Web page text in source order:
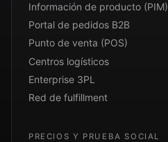
Información de producto (PIM)
Portal de pedidos B2B
Punto de venta (POS)
Centros logísticos
Enterprise 3PL
Red de fulfillment
PRECIOS Y PRUEBA SOCIAL